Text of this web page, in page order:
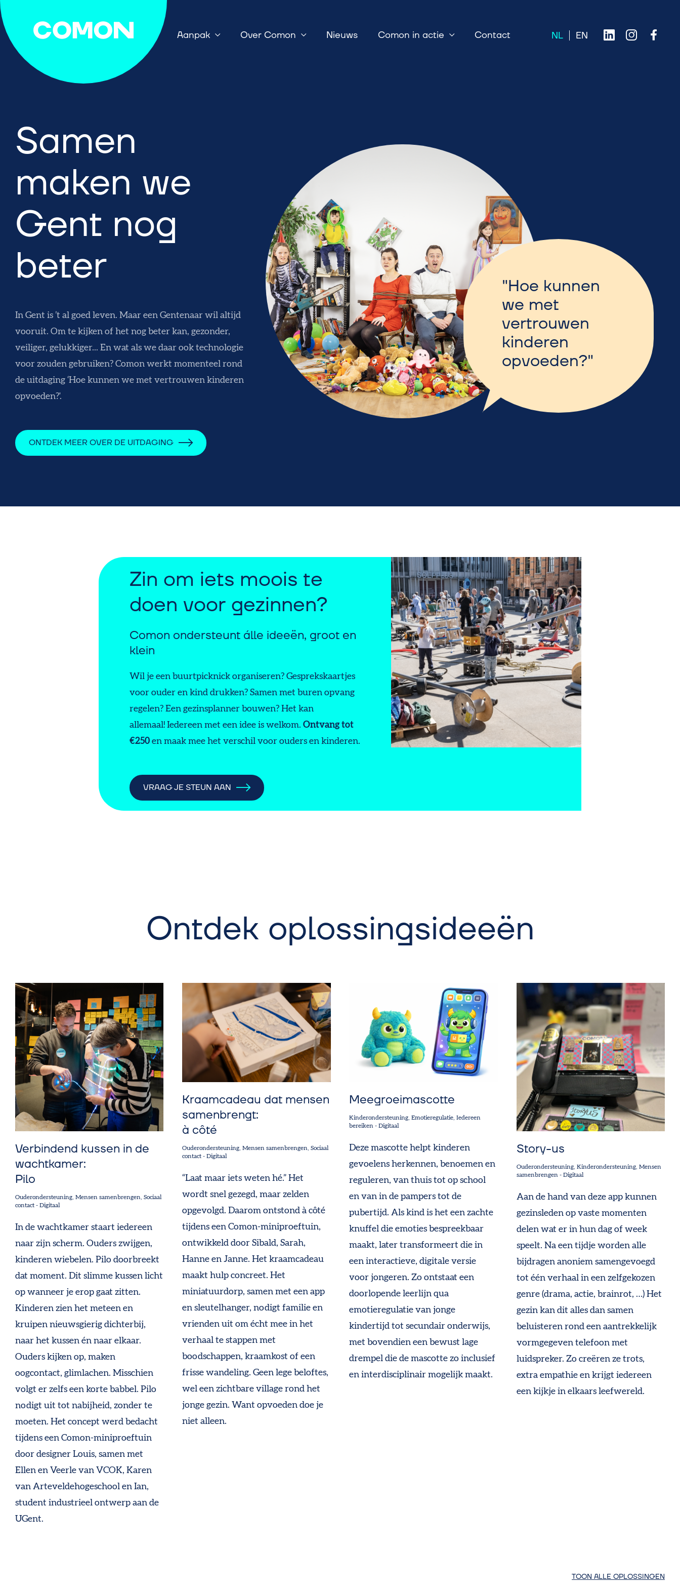
Aanpak Over Comon Nieuws Comon in actie Contact
Samen
maken we
Gent nog
beter
In Gent is ’t al goed leven. Maar een Gentenaar wil altijd
vooruit. Om te kijken of het nog beter kan, gezonder,
veiliger, gelukkiger... En wat als we daar ook technologie
voor zouden gebruiken? Comon werkt momenteel rond
de uitdaging ‘Hoe kunnen we met vertrouwen kinderen
opvoeden?'.
ONTDEK MEER OVER DE UITDAGING
Hoe kunnen
we met
vertrouwen
kinderen
opvoeden?
Zin om iets moois te
doen voor gezinnen?
Comon ondersteunt álle ideeën, groot en
klein
Wil je een buurtpicknick organiseren? Gesprekskaartjes
voor ouder en kind drukken? Samen met buren opvang
regelen? Een gezinsplanner bouwen? Het kan
allemaal! Iedereen met een idee is welkom.Ontvang tot
€250 en maak mee het verschil voor ouders en kinderen.
VRAAG JE STEUN AAN
Ontdek oplossingsideeën
Verbindend kussen in de
wachtkamer:
Pilo
Ouderondersteuning Mensen samenbrengen Sociaal
contact - Digitaal
In de wachtkamer staart iedereen
naar zijn scherm. Ouders zwijgen,
kinderen wiebelen. Pilo doorbreekt
dat moment. Dit slimme kussen licht
op wanneer je erop gaat zitten.
Kinderen zien het meteen en
kruipen nieuwsgierig dichterbij,
naar het kussen én naar elkaar.
Ouders kijken op, maken
oogcontact, glimlachen. Misschien
volgt er zelfs een korte babbel. Pilo
nodigt uit tot nabijheid, zonder te
moeten. Het concept werd bedacht
tijdens een Comon-miniproeftuin
door designer Louis, samen met
Ellen en Veerle van VCOK, Karen
van Arteveldehogeschool en Ian,
student industrieel ontwerp aan de
UGent.
Kraamcadeau dat mensen
samenbrengt:
à côté
Ouderondersteuning Mensen samenbrengen Sociaal
contact -Digitaal
“Laat maar iets weten hé.” Het
wordt snel gezegd, maar zelden
opgevolgd. Daarom ontstond à côté
tijdens een Comon-miniproeftuin,
ontwikkeld door Sibald, Sarah,
Hanne en Janne. Het kraamcadeau
maakt hulp concreet. Het
miniatuurdorp, samen met een app
en sleutelhanger, nodigt familie en
vrienden uit om écht mee in het
verhaal te stappen met
boodschappen, kraamkost of een
frisse wandeling. Geen lege beloftes,
wel een zichtbare village rond het
jonge gezin. Want opvoeden doe je
niet alleen.
Meegroeimascotte
Kinderondersteuning Emotieregulatie Iedereen
bereiken -Digitaal
Deze mascotte helpt kinderen
gevoelens herkennen, benoemen en
reguleren, van thuis tot op school
en van in de pampers tot de
pubertijd. Als kind is het een zachte
knuffel die emoties bespreekbaar
maakt, later transformeert die in
een interactieve, digitale versie
voor jongeren. Zo ontstaat een
doorlopende leerlijn qua
emotieregulatie van jonge
kindertijd tot secundair onderwijs,
met bovendien een bewust lage
drempel die de mascotte zo inclusief
en interdisciplinair mogelijk maakt.
Story-us
Ouderondersteuning Kinderondersteuning Mensen
samenbrengen - Digitaal
Aan de hand van deze app kunnen
gezinsleden op vaste momenten
delen wat er in hun dag of week
speelt. Na een tijdje worden alle
bijdragen anoniem samengevoegd
tot één verhaal in een zelfgekozen
genre (drama, actie, brainrot, …) Het
gezin kan dit alles dan samen
beluisteren rond een aantrekkelijk
vormgegeven telefoon met
luidspreker. Zo creëren ze trots,
extra empathie en krijgt iedereen
een kijkje in elkaars leefwereld.
TOON ALLE OPLOSSINGEN